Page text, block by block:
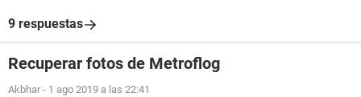
9 respuestas
Recuperar fotos de Metroflog
Akbhar - 1 ago 2019 a las 22:41